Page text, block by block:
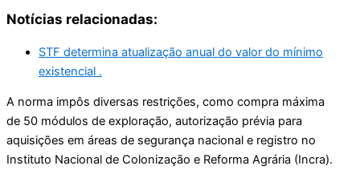
Notícias relacionadas:
STF determina atualização anual do valor do mínimo
existencial .
A norma impôs diversas restrições, como compra máxima
de 50 módulos de exploração, autorização prévia para
aquisições em áreas de segurança nacional e registro no
Instituto Nacional de Colonização e Reforma Agrária (Incra).